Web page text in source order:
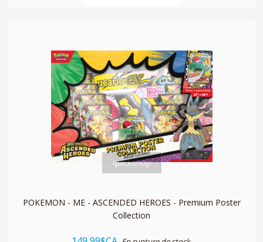
quickshop
POKEMON - ME - ASCENDED HEROES - Premium Poster
Collection